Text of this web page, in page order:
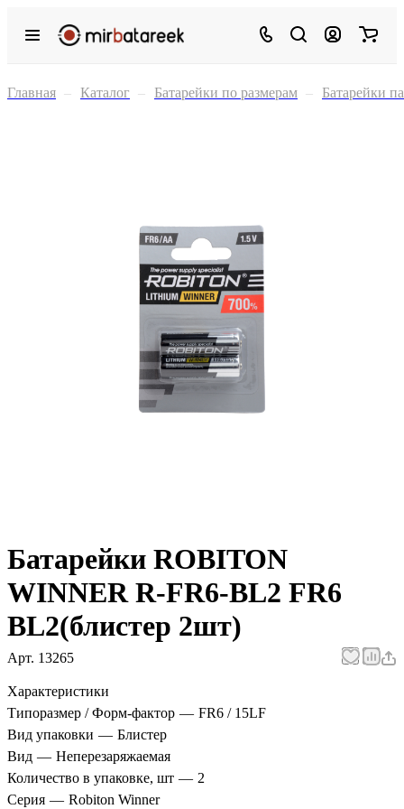
Главная – Каталог – Батарейки по размерам – Батарейки
Батарейки ROBITON
WINNER R-FR6-BL2 FR6
BL2(блистер 2шт)
Арт. 13265
Характеристики
Типоразмер / Форм-фактор — FR6 / 15LF
Вид упаковки — Блистер
Вид — Неперезаряжаемая
Количество в упаковке, шт — 2
Серия — Robiton Winner